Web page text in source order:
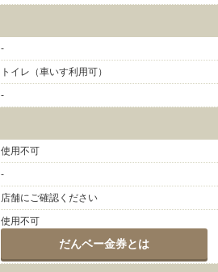
-
トイレ（車いす利用可）
-
使用不可
-
店舗にご確認ください
使用不可
だんベー金券とは